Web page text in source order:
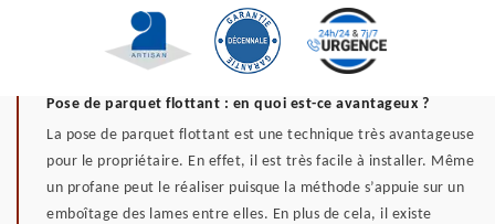
Pose de parquet flottant : en quoi est-ce avantageux ?
La pose de parquet flottant est une technique très avantageuse
pour le propriétaire. En effet, il est très facile à installer. Même
un profane peut le réaliser puisque la méthode s’appuie sur un
emboîtage des lames entre elles. En plus de cela, il existe